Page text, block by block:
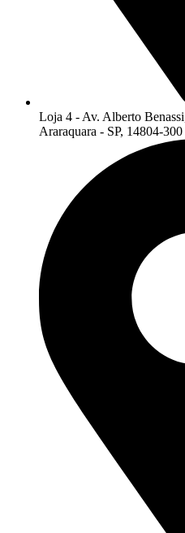
Loja 4 - Av. Alberto
Araraquara - SP, 14804-300